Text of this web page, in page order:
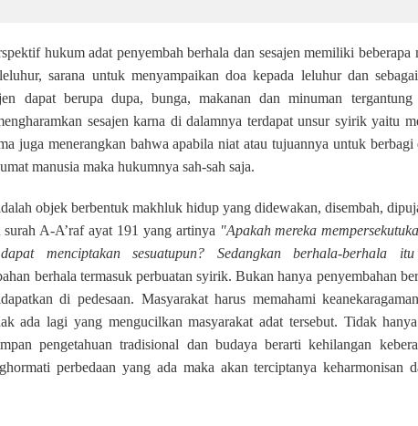
hukum adat penyembah berhala dan sesajen memiliki beberapa
sarana untuk menyampaikan doa kepada leluhur dan
dapat berupa dupa, bunga, makanan dan minuman
sesajen karna di dalamnya terdapat unsur syirik yaitu
juga menerangkan bahwa apabila niat atau tujuannya untuk berbagi
manusia maka hukumnya sah-sah saja.
objek berbentuk makhluk hidup yang didewakan, disembah,
surah A-A’raf ayat 191 yang artinya "Apakah mereka
menciptakan sesuatupun? Sedangkan berhala-berhala
berhala termasuk perbuatan syirik. Bukan hanya penyembahan
di pedesaan. Masyarakat harus memahami
ada lagi yang mengucilkan masyarakat adat tersebut. Tidak
pengetahuan tradisional dan budaya berarti kehilangan
perbedaan yang ada maka akan terciptanya keharmonisan